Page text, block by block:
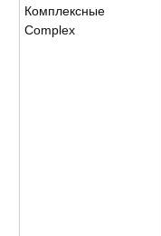
Комплексные
Complex